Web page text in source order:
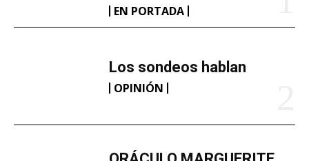
EN PORTADA
Los sondeos hablan
OPINIÓN